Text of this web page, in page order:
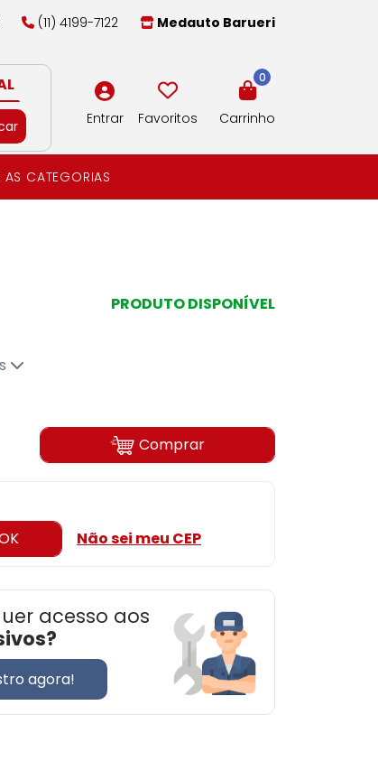
(11) 4199-7122 Medauto Barueri
Entrar Favoritos
0
Carrinho
CATEGORIAS
PRODUTO DISPONÍVEL
Comprar
Não sei meu CEP
acesso aos
agora!